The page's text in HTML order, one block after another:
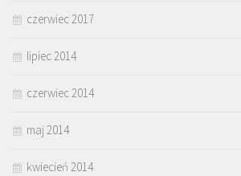
czerwiec 2017
lipiec 2014
czerwiec 2014
maj 2014
kwiecień 2014